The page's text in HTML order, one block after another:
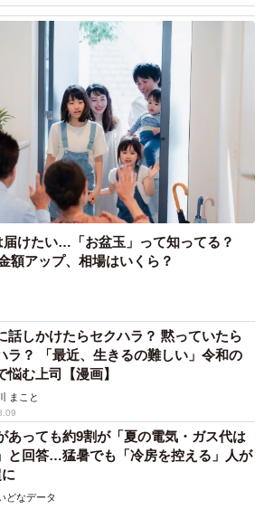
取材】
なし 亜妖
ハライチ岩井勇気と年の差婚から3年、
おはガール髪バッサリ「ショート似合い
どなメディア
スに置かれたウォーターサーバー 空の
ル持参し毎日給水する男性社員→総務担
注意にまさかの逆ギレ！【弁護士が解
芳子
菜子、イケメン夫と全力ハグ「可愛いふ
」